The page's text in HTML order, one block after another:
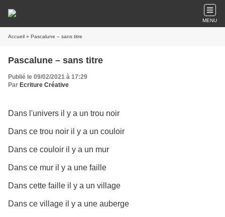
MENU
Accueil » Pascalune – sans titre
Pascalune – sans titre
Publié le 09/02/2021 à 17:29
Par Ecriture Créative
Dans l'univers il y a un trou noir
Dans ce trou noir il y a un couloir
Dans ce couloir il y a un mur
Dans ce mur il y a une faille
Dans cette faille il y a un village
Dans ce village il y a une auberge